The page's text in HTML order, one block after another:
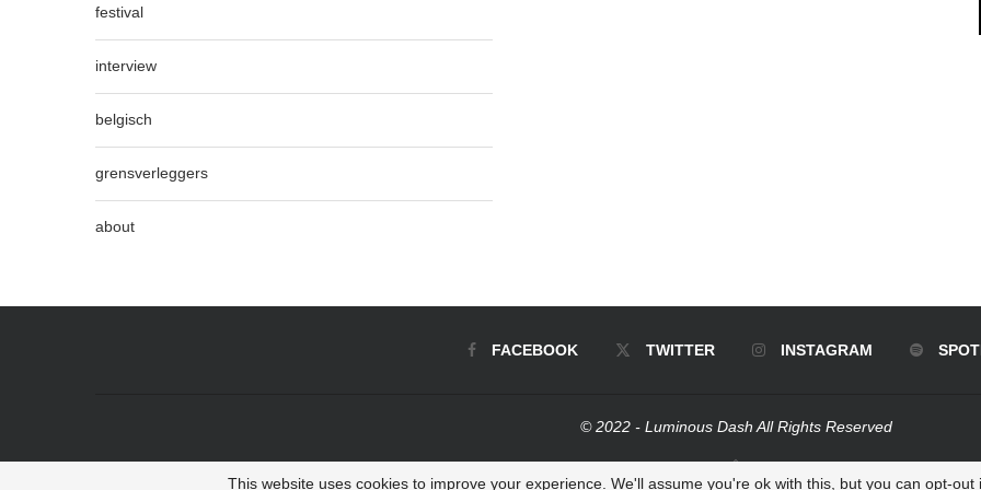
festival
interview
belgisch
grensverleggers
about
FACEBOOK TWITTER INSTAGRAM
© 2022 - Luminous Dash All Rights Reserved
BACK TO TOP
This website uses cookies to improve your experience. We'll assume you're ok with this, but you can opt-out